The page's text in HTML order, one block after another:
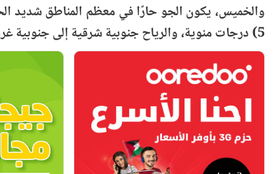
5) درجات مئوية، والرياح جنوبية شرقية إلى جنوبية غربية خفيفة السرعة والبحر خفيف ارتفاع الموج.